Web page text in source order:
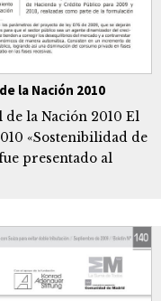
la Nación 2010
de la Nación 2010 El
«Sostenibilidad de
presentado al